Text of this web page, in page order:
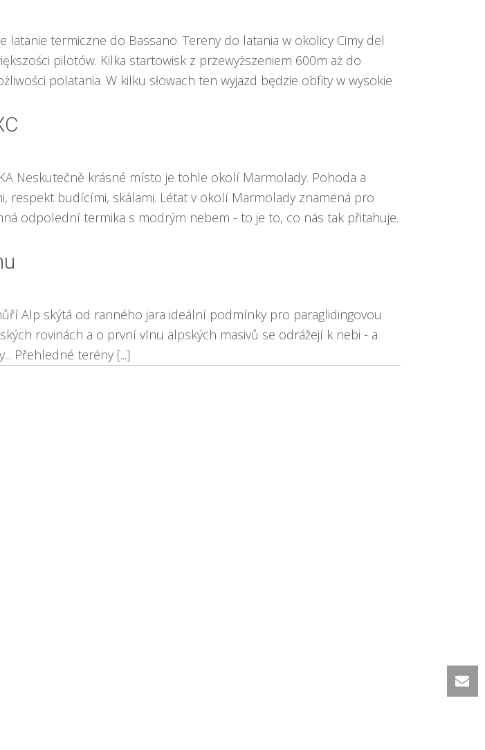
termiczne do Bassano. Tereny do latania w okolicy Cimy del
pilotów. Kilka startowisk z przewyższeniem 600m aż do
polatania. W kilku słowach ten wyjazd będzie obfity w wysokie
Neskutečně krásné místo je tohle okolí Marmolady. Pohoda a
budícími, skálami. Létat v okolí Marmolady znamená pro
odpolední termika s modrým nebem - to je to, co nás tak přitahuje.
Alp skýtá od ranného jara ideální podmínky pro paraglidingovou
rovinách a o první vlnu alpských masivů se odrážejí k nebi - a
Přehledné terény [...]